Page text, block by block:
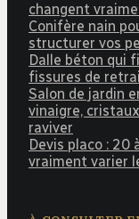
changent
Conifère nain
structurer vos
Dalle béton qui
fissures de
Salon de jardin
vinaigre,
raviver
Devis placo : 20
vraiment varier